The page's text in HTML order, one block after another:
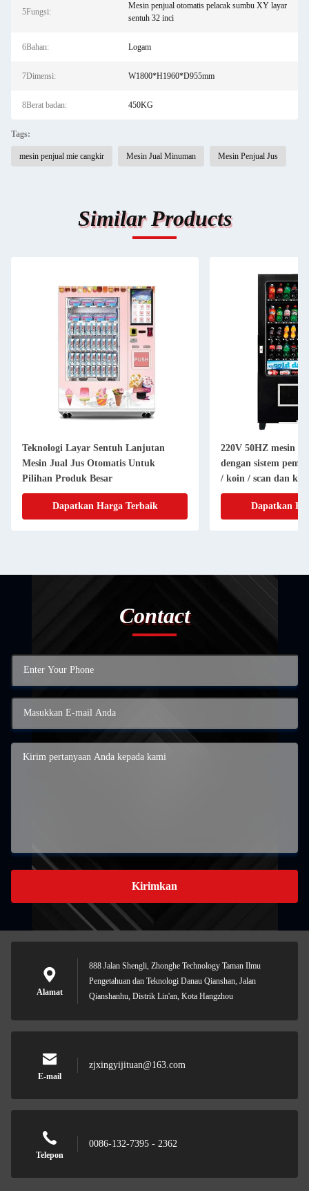
5Fungsi:
Mesin penjual otomatis pelacak sumbu XY layar
sentuh 32 inci
6Bahan: Logam
7Dimensi: W1800*H1960*D955mm
8Berat badan: 450KG
Tags:
mesin penjual mie cangkir Mesin Jual Minuman Mesin Penjual Jus
Similar Products
Teknologi Layar Sentuh Lanjutan
Mesin Jual Jus Otomatis Untuk
Pilihan Produk Besar
Dapatkan Harga Terbaik
220V 50HZ mesin
dengan sistem
/ koin / scan dan
stiker
Dapatkan
Contact
Kirimkan
Alamat
888 Jalan Shengli, Zhonghe Technology Taman Ilmu
Pengetahuan dan Teknologi Danau Qianshan, Jalan
Qianshanhu, Distrik Lin'an, Kota Hangzhou
E-mail
zjxingyijituan@163.com
Telepon
0086-132-7395 - 2362